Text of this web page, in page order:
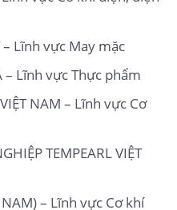
– Lĩnh vực May mặc
– Lĩnh vực Thực phẩm
NAM – Lĩnh vực Cơ
TEMPEARL VIỆT
NAM) – Lĩnh vực Cơ khí